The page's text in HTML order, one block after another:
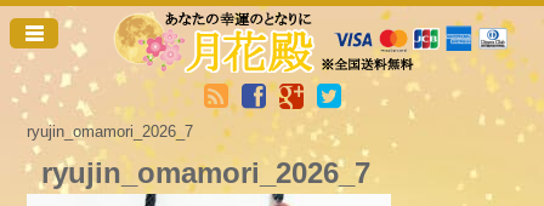
ryujin_omamori_2026_7
ryujin_omamori_2026_7